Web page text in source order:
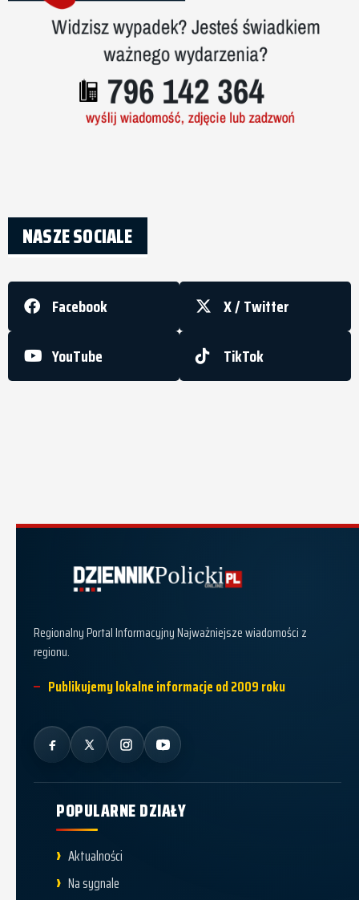
NASZE SOCIALE
Facebook
X / Twitter
YouTube
TikTok
Regionalny Portal Informacyjny Najważniejsze wiadomości z
regionu.
Publikujemy lokalne informacje od 2009 roku
POPULARNE DZIAŁY
Aktualności
Na sygnale